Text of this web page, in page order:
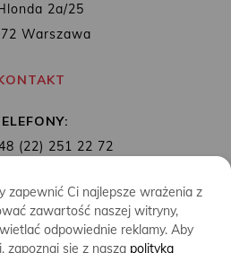
2a/25
Warszawa
(22) 251 22 72
zapewnić Ci najlepsze wrażenia z
zawartość naszej witryny,
odpowiednie reklamy. Aby
zapoznaj się z naszą polityką